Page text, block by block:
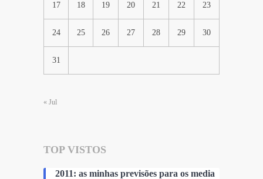
17 18 19 20 21 22 23
24 25 26 27 28 29 30
31
« Jul
TOP VISTOS
2011: as minhas previsões para os media